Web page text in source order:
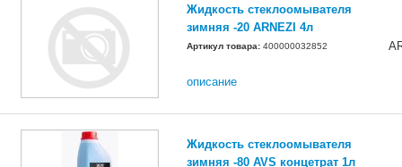
Жидкость стеклоомывателя
зимняя -20 ARNEZI 4л
Артикул товара: 400000032852
описание
Жидкость стеклоомывателя
зимняя -80 AVS концетрат 1л